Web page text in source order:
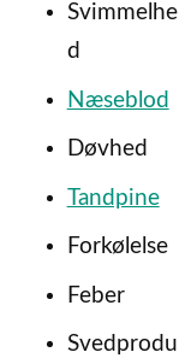
Svimmelhe
d
Næseblod
Døvhed
Tandpine
Forkølelse
Feber
Svedprodu